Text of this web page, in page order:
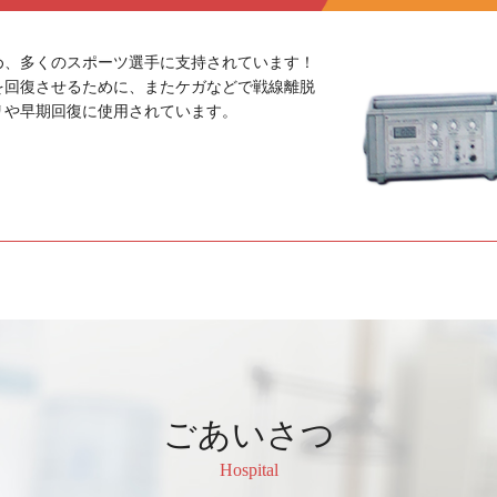
多くのスポーツ選手に支持されています！
復させるために、またケガなどで戦線離脱
早期回復に使用されています。
ごあいさつ
Hospital